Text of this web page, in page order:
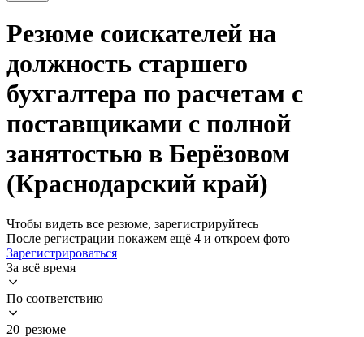
Резюме соискателей на
должность старшего
бухгалтера по расчетам с
поставщиками с полной
занятостью в Берёзовом
(Краснодарский край)
Чтобы видеть все резюме, зарегистрируйтесь
После регистрации покажем ещё 4 и откроем фото
Зарегистрироваться
За всё время
По соответствию
20 резюме